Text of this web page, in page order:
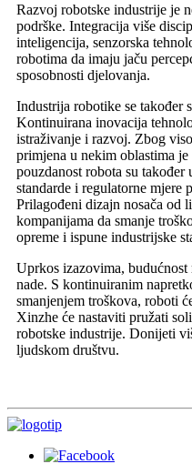
Razvoj robotske industrije je
podrške. Integracija više
inteligencija, senzorska
robotima da imaju jaču
sposobnosti djelovanja.
Industrija robotike se također
Kontinuirana inovacija
istraživanje i razvoj. Zbog
primjena u nekim oblastima
pouzdanost robota su
standarde i regulatorne mjere
Prilagođeni dizajn nosača od
kompanijama da smanje
opreme i ispune industrijske
Uprkos izazovima,
nade. S kontinuiranim
smanjenjem troškova, roboti
Xinzhe će nastaviti pružati
robotske industrije. Donijeti
ljudskom društvu.